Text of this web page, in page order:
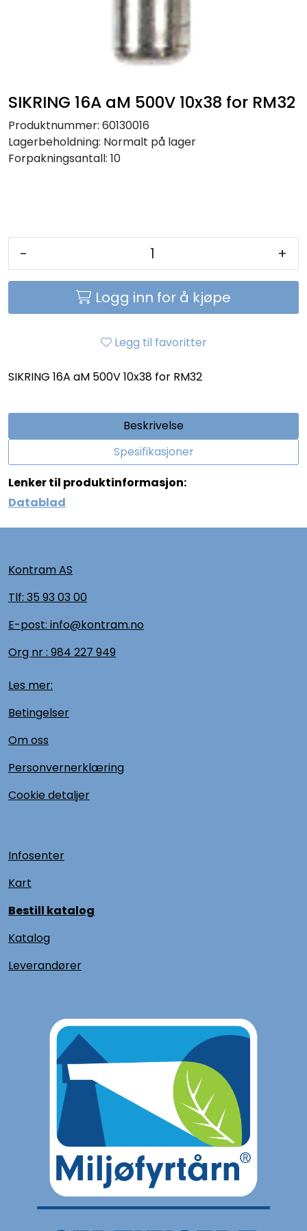
SIKRING 16A aM 500V 10x38 for RM32
Produktnummer: 60130016
Lagerbeholdning: Normalt på lager
Forpakningsantall: 10
- +
Logg inn for å kjøpe
Legg til favoritter
SIKRING 16A aM 500V 10x38 for RM32
Beskrivelse
Spesifikasjoner
Lenker til produktinformasjon:
Datablad
Kontram AS
Tlf: 35 93 03 00
E-post: info@kontram.no
Org nr : 984 227 949
Les mer:
Betingelser
Om oss
Personvernerklæring
Cookie detaljer
Infosenter
Kart
Bestill katalog
Katalog
Leverandører